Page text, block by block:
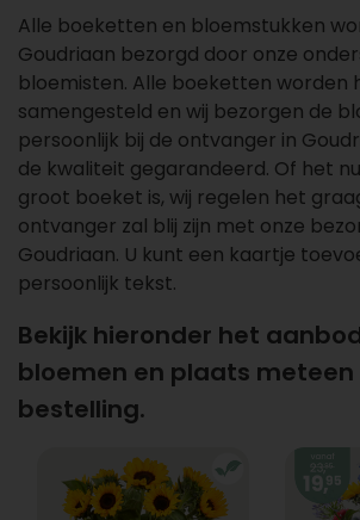
Alle boeketten en bloemstukken
Goudriaan bezorgd door onze
bloemisten. Alle boeketten worden
samengesteld en wij bezorgen de
persoonlijk bij de ontvanger in
de kwaliteit gegarandeerd. Of het
groot boeket is, wij regelen het
ontvanger zal blij zijn met onze
Goudriaan. U kunt een kaartje
persoonlijk tekst.
Bekijk hieronder het
bloemen en plaats meteen
bestelling.